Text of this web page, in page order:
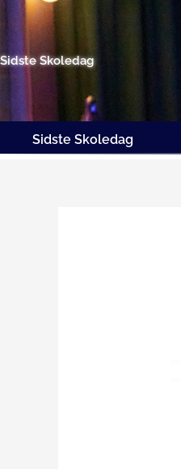
indholdet
Sidste Skoledag
Sidste Skoledag